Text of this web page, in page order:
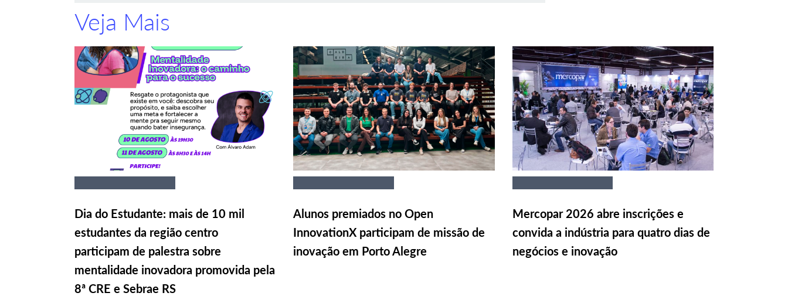
Veja Mais
Dia do Estudante: mais de 10 mil
estudantes da região centro
participam de palestra sobre
mentalidade inovadora promovida pela
8ª CRE e Sebrae RS
Alunos premiados no Open
InnovationX participam de missão de
inovação em Porto Alegre
Mercopar 2026 abre inscrições e
convida a indústria para quatro dias de
negócios e inovação